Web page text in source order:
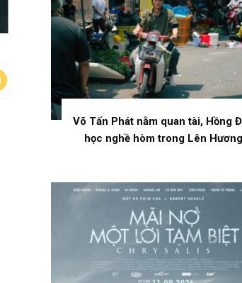
Võ Tấn Phát nằm quan tài, Hồng
học nghề hòm trong Lên Hương